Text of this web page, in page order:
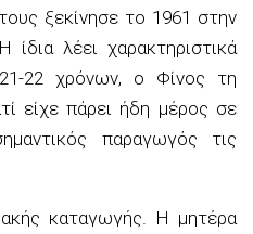
ξεκίνησε το 1961 στην
ίδια λέει χαρακτηριστικά
22 χρόνων, ο Φίνος τη
είχε πάρει ήδη μέρος σε
παραγωγός τις
καταγωγής. Η μητέρα